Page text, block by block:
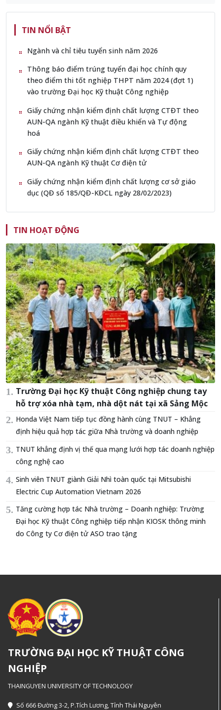
TIN NỔI BẬT
Ngành và chỉ tiêu tuyển sinh năm 2026
Thông báo điểm trúng tuyển đại học chính quy
theo điểm thi tốt nghiệp THPT năm 2024 (đợt 1)
vào trường Đại học Kỹ thuật Công nghiệp
Giấy chứng nhận kiểm định chất lượng CTĐT theo
AUN-QA ngành Kỹ thuật điều khiển và Tự động
hoá
Giấy chứng nhận kiểm định chất lượng CTĐT theo
AUN-QA ngành Kỹ thuật Cơ điện tử
Giấy chứng nhận kiểm định chất lượng cơ sở giáo
dục (QĐ số 185/QĐ-KĐCL ngày 28/02/2023)
TIN HOẠT ĐỘNG
Trường Đại học Kỹ thuật Công nghiệp chung tay
hỗ trợ xóa nhà tạm, nhà dột nát tại xã Sảng Mộc
Honda Việt Nam tiếp tục đồng hành cùng TNUT – Khẳng
định hiệu quả hợp tác giữa Nhà trường và doanh nghiệp
TNUT khẳng định vị thế qua mạng lưới hợp tác doanh nghiệp
công nghệ cao
Sinh viên TNUT giành Giải Nhì toàn quốc tại Mitsubishi
Electric Cup Automation Vietnam 2026
Tăng cường hợp tác Nhà trường – Doanh nghiệp: Trường
Đại học Kỹ thuật Công nghiệp tiếp nhận KIOSK thông minh
do Công ty Cơ điện tử ASO trao tặng
TRƯỜNG ĐẠI HỌC KỸ THUẬT CÔNG
NGHIỆP
THAINGUYEN UNIVERSITY OF TECHNOLOGY
Số 666 Đường 3-2, P.Tích Lương, Tỉnh Thái Nguyên